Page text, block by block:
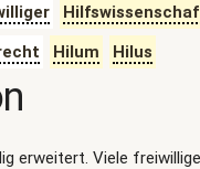
Hilum Hilus
erweitert. Viele